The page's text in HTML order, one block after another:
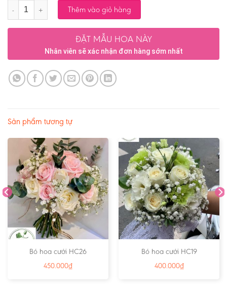
Số lượng Thêm vào giỏ hàng
ĐẶT MẪU HOA NÀY
Nhân viên sẽ xác nhận đơn hàng sớm nhất
Sản phẩm tương tự
Bó hoa cưới HC26
450.000₫
Bó hoa cưới HC19
400.000₫